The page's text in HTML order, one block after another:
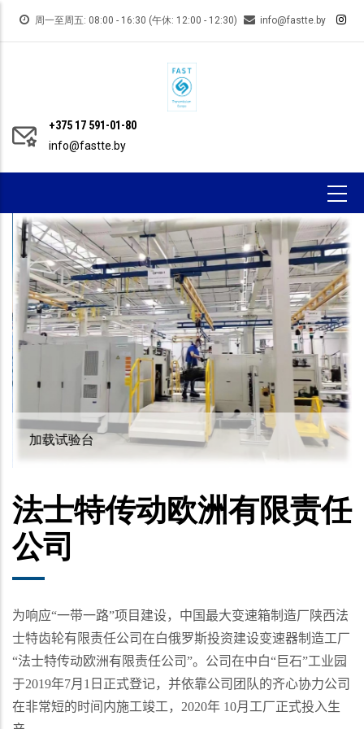
内
容
周一至周五: 08:00 - 16:30 (午休: 12:00 - 12:30) info@fastte.by
+375 17 591-01-80
info@fastte.by
加载试验台
法士特传动欧洲有限责任
公司
为响应“一带一路”项目建设，中国最大变速箱制造厂陕西法
士特齿轮有限责任公司在白俄罗斯投资建设变速器制造工厂
“法士特传动欧洲有限责任公司 ”。公司在中白“ 巨石”工业园
于2019年7月 1 日正式登记，并依靠公司团队的齐心协力公司
在非常短的时间内施工竣工， 2020年 10月工厂正式投入生